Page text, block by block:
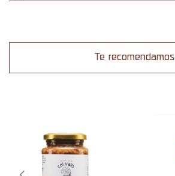
Te recomendamos